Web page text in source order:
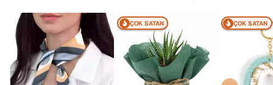
ÇOK SATAN ÇOK SATAN